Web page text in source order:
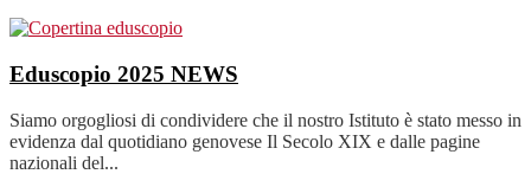
Eduscopio 2025 NEWS
Siamo orgogliosi di condividere che il nostro Istituto è stato messo in
evidenza dal quotidiano genovese Il Secolo XIX e dalle pagine
nazionali del...